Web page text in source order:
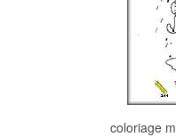
coloriage